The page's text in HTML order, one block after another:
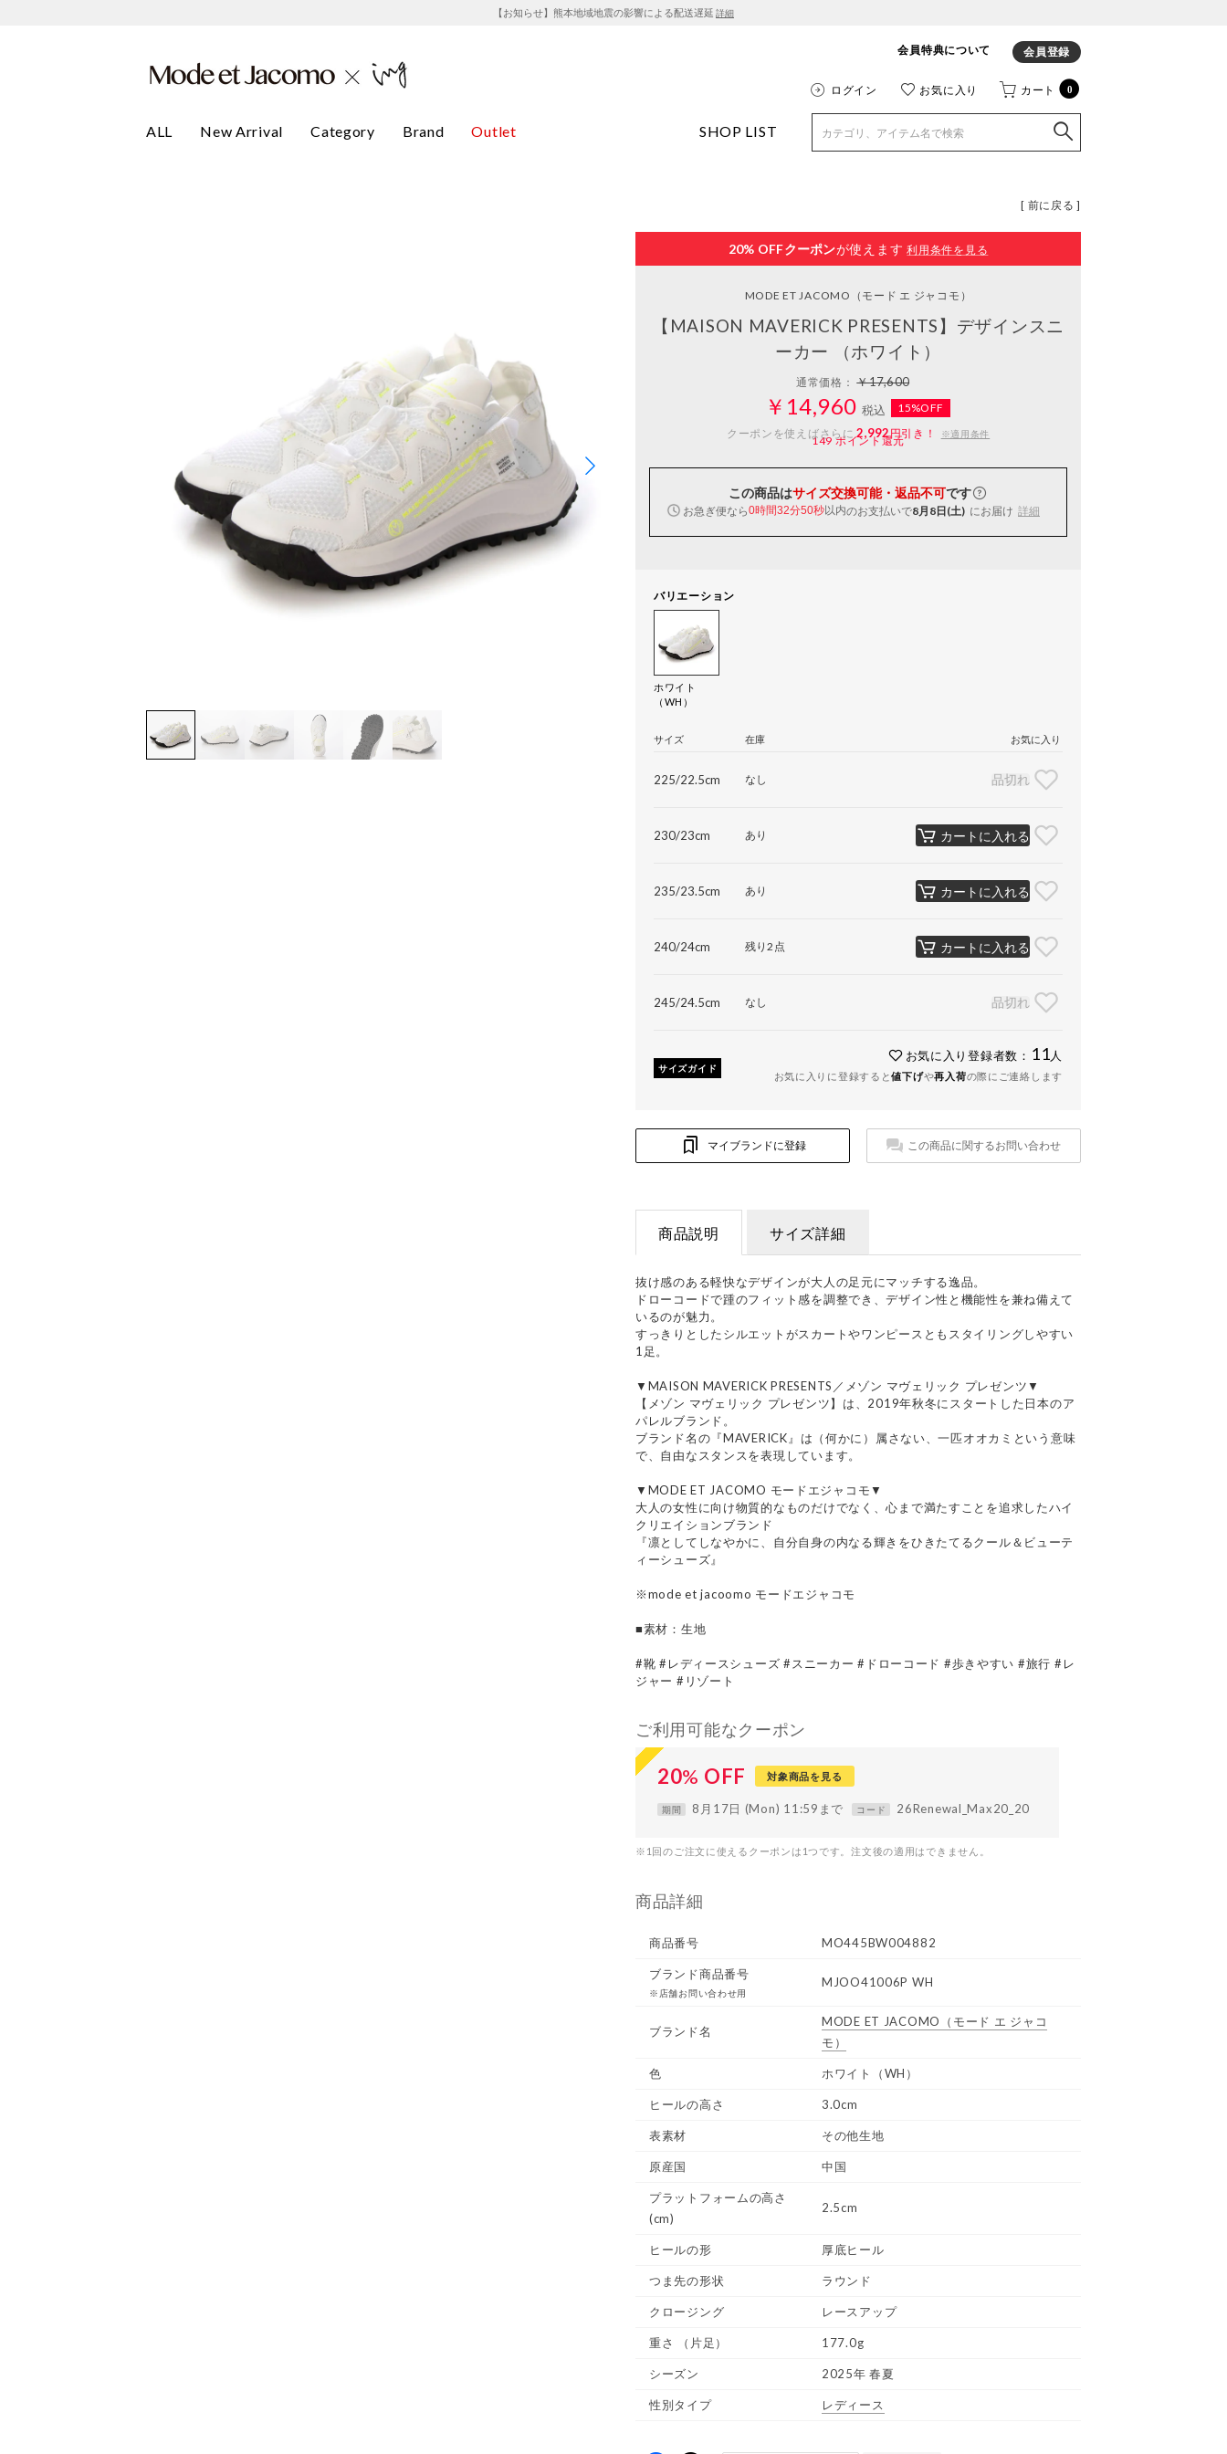
【お知らせ】熊本地域地震の影響による配送遅延 詳細
会員特典について 会員登録
ログイン お気に入り カート 0
ALL New Arrival Category Brand Outlet SHOP LIST
[ 前に戻る ]
20% OFFクーポンが使えます 利用条件を見る
MODE ET JACOMO （モード エ ジャコモ）
【MAISON MAVERICK PRESENTS】デザインスニ
ーカー （ホワイト）
通常価格：￥17,600
￥14,960 税込
15%OFF
クーポンを使えばさらに2,992円引き！ ※適用条件
149ポイント還元
この商品はサイズ交換可能・返品不可です
お急ぎ便なら0時間32分49秒以内のお支払いで8月8日(土) にお届け 詳細
バリエーション
ホワイト
（WH）
サイズ 在庫 お気に入り
225/22.5cm なし 品切れ
230/23cm あり カートに入れる
235/23.5cm あり カートに入れる
240/24cm 残り2点 カートに入れる
245/24.5cm なし 品切れ
サイズガイド
お気に入り登録者数： 11 人
お気に入りに登録すると値下げや再入荷の際にご連絡します
マイブランドに登録 この商品に関するお問い合わせ
商品説明 サイズ詳細
抜け感のある軽快なデザインが大人の足元にマッチする逸品。
ドローコードで踵のフィット感を調整でき、デザイン性と機能性を兼ね備えて
いるのが魅力。
すっきりとしたシルエットがスカートやワンピースともスタイリングしやすい
1足。
▼MAISON MAVERICK PRESENTS／メゾン マヴェリック プレゼンツ▼
【メゾン マヴェリック プレゼンツ】は、2019年秋冬にスタートした日本のア
パレルブランド。
ブランド名の『MAVERICK』は（何かに）属さない、一匹オオカミという意味
で、自由なスタンスを表現しています。
▼MODE ET JACOMO モードエジャコモ▼
大人の女性に向け物質的なものだけでなく、心まで満たすことを追求したハイ
クリエイションブランド
『凛としてしなやかに、自分自身の内なる輝きをひきたてるクール＆ビューテ
ィーシューズ』
※mode et jacoomo モードエジャコモ
■素材：生地
#靴 #レディースシューズ #スニーカー #ドローコード #歩きやすい #旅行 #レ
ジャー #リゾート
ご利用可能なクーポン
20% OFF 対象商品を見る
期間 8月17日 (Mon) 11:59まで コード 26Renewal_Max20_20
※1回のご注文に使えるクーポンは1つです。注文後の適用はできません。
商品詳細
商品番号 MO445BW004882
ブランド商品番号
※店舗お問い合わせ用
MJOO41006P WH
ブランド名
MODE ET JACOMO
（モード エ ジャコ
モ）
色 ホワイト（WH）
ヒールの高さ 3.0cm
表素材 その他生地
原産国 中国
プラットフォームの高さ
(cm)
2.5cm
ヒールの形 厚底ヒール
つま先の形状 ラウンド
クロージング レースアップ
重さ （片足） 177.0g
シーズン 2025年 春夏
性別タイプ レディース